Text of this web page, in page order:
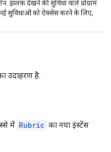
झलक देखने की सुविधा वाले प्रोग्राम
सुविधाओं को ऐक्सेस करने के लिए,
उदाहरण है.
में Rubric का नया इंस्टेंस